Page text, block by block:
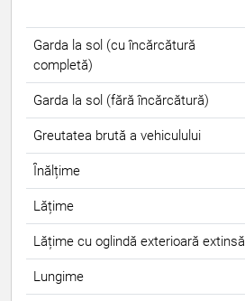
Garda la sol (cu încărcătură
completă)
Garda la sol (fără încărcătură)
Greutatea brută a vehiculului
Înălțime
Lățime
Lățime cu oglindă exterioară extinsă
Lungime